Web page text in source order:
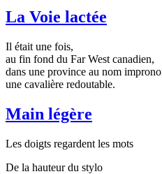
La Voie lactée
Il était une fois,
au fin fond du Far West canadien,
dans une province au nom
une cavalière redoutable.
Main légère
Les doigts regardent les mots
De la hauteur du stylo